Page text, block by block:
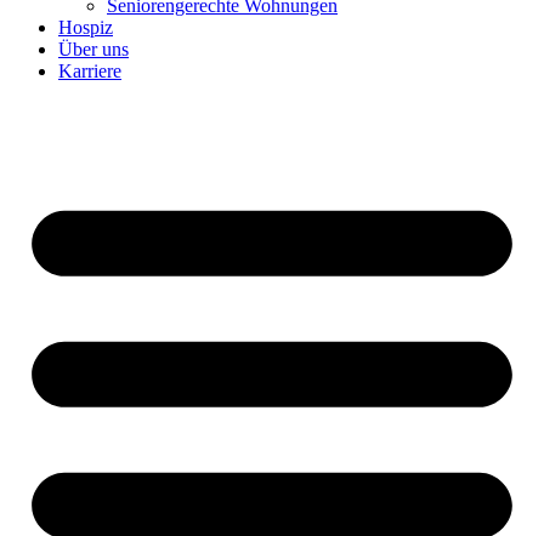
Seniorengerechte Wohnungen
Hospiz
Über uns
Karriere